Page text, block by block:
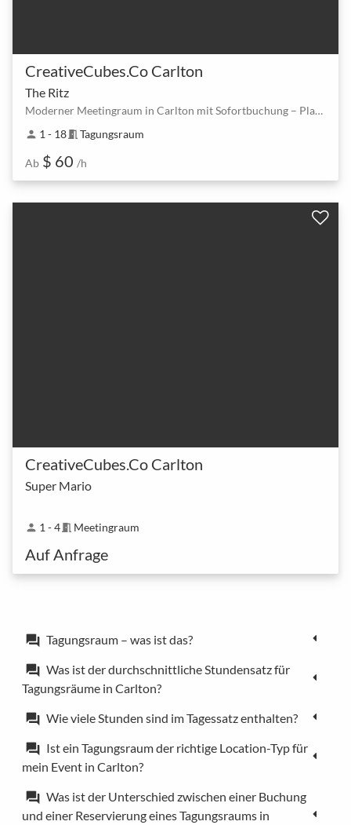
CreativeCubes.Co Carlton
The Ritz
Moderner Meetingraum in Carlton mit Sofortbuchung – Platz für bis zu 18 Personen
person 1 - 18meeting_room Tagungsraum
Ab $ 60 /h
CreativeCubes.Co Carlton
Super Mario
person 1 - 4meeting_room Meetingraum
Auf Anfrage
forum Tagungsraum – was ist das?
forum Was ist der durchschnittliche Stundensatz für
Tagungsräume in Carlton?
forum Wie viele Stunden sind im Tagessatz enthalten?
forum Ist ein Tagungsraum der richtige Location-Typ für
mein Event in Carlton?
forum Was ist der Unterschied zwischen einer Buchung
und einer Reservierung eines Tagungsraums in